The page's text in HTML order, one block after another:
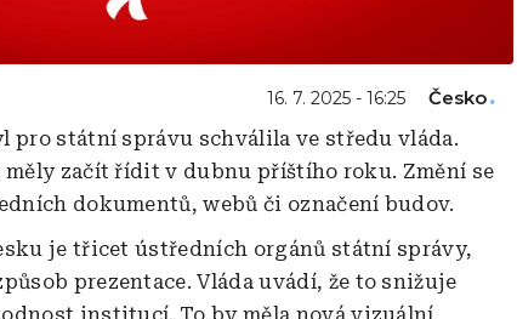
16. 7. 2025 - 16:25
Česko
státní správu schválila ve středu vláda.
začít řídit v dubnu příštího roku. Změní se
dokumentů, webů či označení budov.
je třicet ústředních orgánů státní správy,
prezentace. Vláda uvádí, že to snižuje